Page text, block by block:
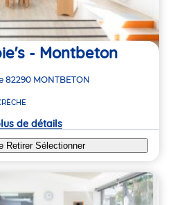
- Montbeton
82290 MONTBETON
de détails
Retirer Sélectionner